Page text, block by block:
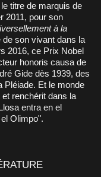
titre de marquis de
2011, pour son
à la
son vivant dans la
2016, ce Prix Nobel
honoris causa de
Gide dès 1939, des
Pléiade. Et le monde
renchérit dans la
entra en el
Olimpo".